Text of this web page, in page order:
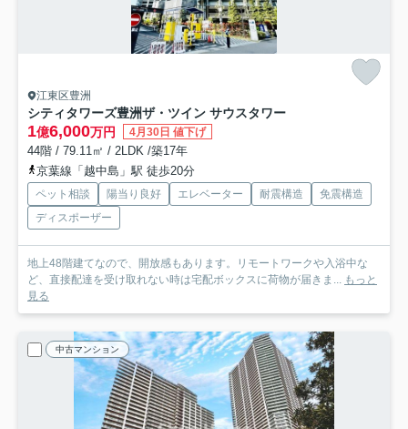
江東区豊洲
シティタワーズ豊洲ザ・ツイン サウスタワー
1億6,000万円 4月30日 値下げ
44階 / 79.11㎡ / 2LDK /築17年
京葉線「越中島」駅 徒歩20分
ペット相談 陽当り良好 エレベーター 耐震構造
免震構造
ディスポーザー
地上48階建てなので、開放感もあります。リモートワークや入浴中な
ど、直接配達を受け取れない時は宅配ボックスに荷物が届きま...
もっと
見る
中古マンション